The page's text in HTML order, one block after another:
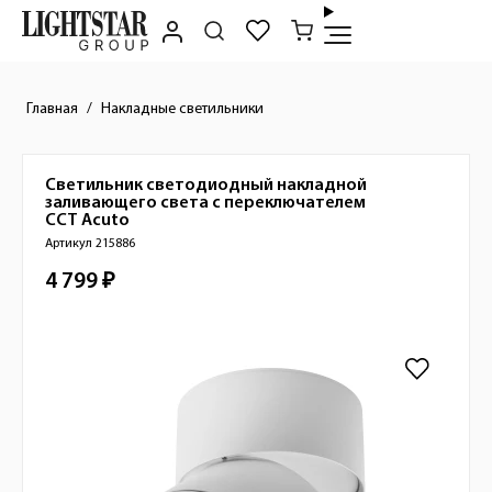
Главная Накладные светильники
Краткое описание товара
Светильник светодиодный накладной
заливающего света с переключателем
CCT Acuto
Артикул 215886
Стоимость товара
4 799 ₽